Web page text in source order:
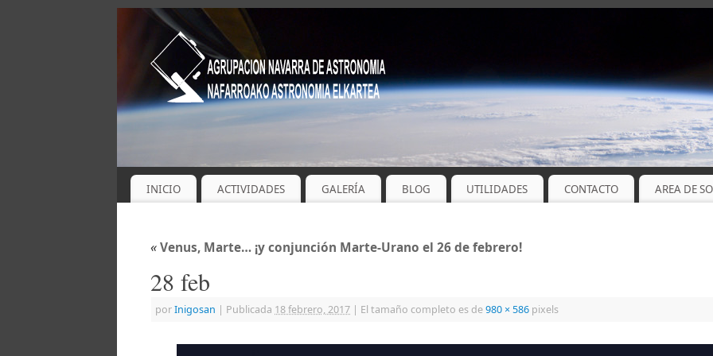
INICIO ACTIVIDADES GALERÍA BLOG UTILIDADES CONTACTO AREA DE
«Venus, Marte… ¡y conjunción Marte-Urano el 26 de febrero!
28 feb
porInigosan | Publicada 18 febrero, 2017 | El tamaño completo es de980 × 586 pixels